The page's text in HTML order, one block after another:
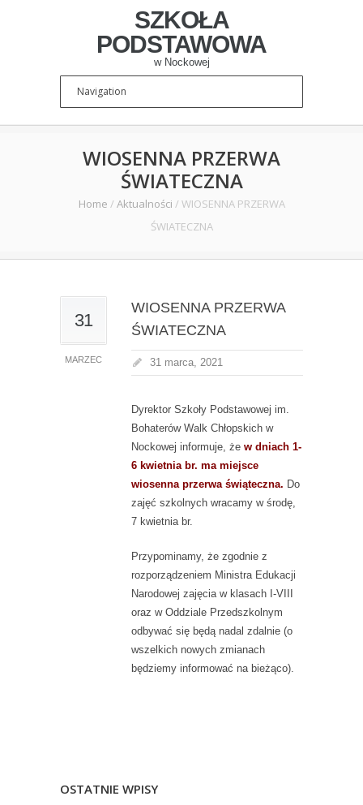
SZKOŁA
PODSTAWOWA
w Nockowej
WIOSENNA PRZERWA
ŚWIATECZNA
Home / Aktualności / WIOSENNA PRZERWA
ŚWIATECZNA
31
MARZEC
WIOSENNA PRZERWA
ŚWIATECZNA
31 marca, 2021
Dyrektor Szkoły Podstawowej im.
Bohaterów Walk Chłopskich w
Nockowej informuje, że w dniach 1-
6 kwietnia br. ma miejsce
wiosenna przerwa świąteczna. Do
zajęć szkolnych wracamy w środę,
7 kwietnia br.
Przypominamy, że zgodnie z
rozporządzeniem Ministra Edukacji
Narodowej zajęcia w klasach I-VIII
oraz w Oddziale Przedszkolnym
odbywać się będą nadal zdalnie (o
wszelkich nowych zmianach
będziemy informować na bieżąco).
OSTATNIE WPISY